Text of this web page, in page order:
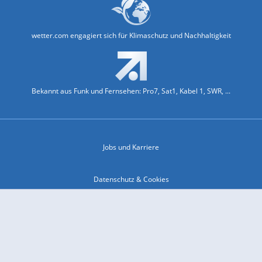
wetter.com engagiert sich für Klimaschutz und Nachhaltigkeit
Bekannt aus Funk und Fernsehen: Pro7, Sat1, Kabel 1, SWR, ...
Jobs und Karriere
Datenschutz & Cookies